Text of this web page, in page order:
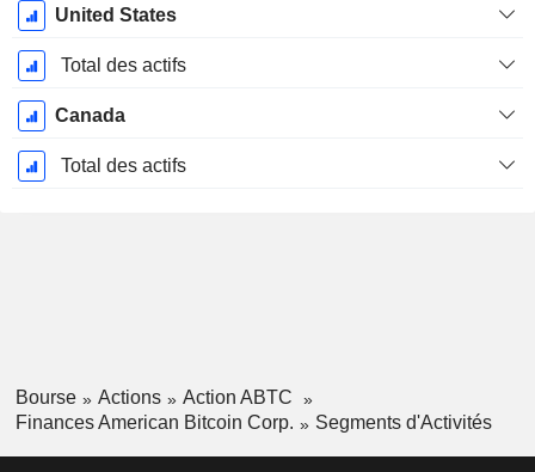
Période
Fiscale:
Décembre
United States
Total des actifs
Canada
Total des actifs
Bourse Actions
Action ABTC
Finances American Bitcoin Corp.
Segments d'Activités